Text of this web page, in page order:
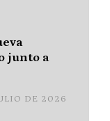
junto a
DE 2026